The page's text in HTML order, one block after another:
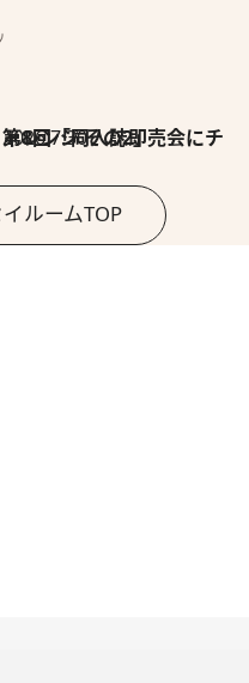
2026.7.30
第8回「同人誌即売会にチャレンジ その2」
ルームTOP